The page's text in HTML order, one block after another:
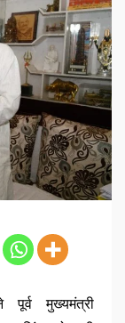
पूर्व मुख्यमंत्री